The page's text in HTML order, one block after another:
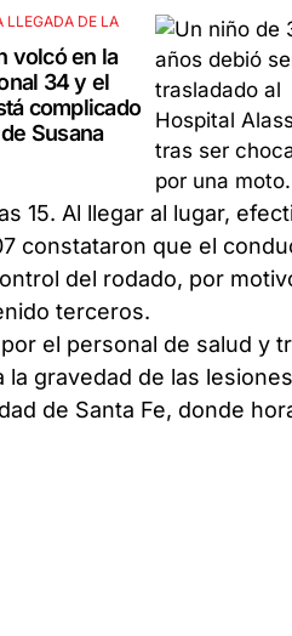
LLEGADA DE LA
volcó en la
34 y el
complicado
Susana
15. Al llegar al lugar,
constataron que el
del rodado, por
terceros.
el personal de salud y
la gravedad de las
de Santa Fe, donde